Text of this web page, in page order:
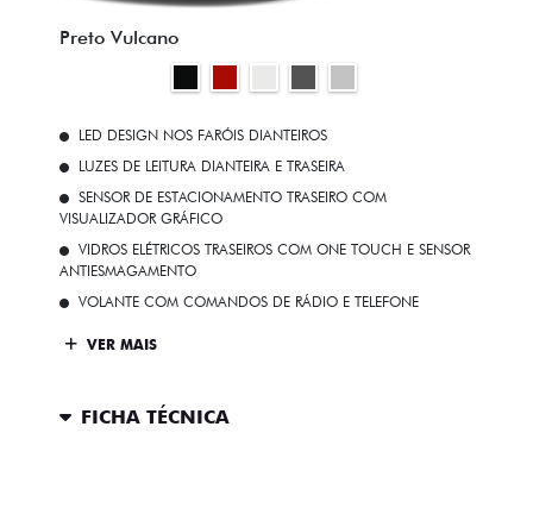
Preto Vulcano
LED DESIGN NOS FARÓIS DIANTEIROS
LUZES DE LEITURA DIANTEIRA E TRASEIRA
SENSOR DE ESTACIONAMENTO TRASEIRO COM
VISUALIZADOR GRÁFICO
VIDROS ELÉTRICOS TRASEIROS COM ONE TOUCH E SENSOR
ANTIESMAGAMENTO
VOLANTE COM COMANDOS DE RÁDIO E TELEFONE
VER MAIS
FICHA TÉCNICA